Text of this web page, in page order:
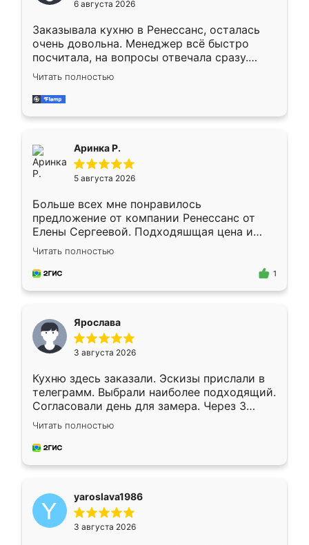
мебели буду заказывать только здесь.
6 августа 2026
Заказывала кухню в Ренессанс, осталась
очень довольна. Менеджер всё быстро
посчитала, на вопросы отвечала сразу.
Замерщик приехал в субботу, подошёл к
делу со всей ответственностью. Собрали
за день, ребята работали аккуратно, даже
Читать полностью
Аринка Р.
5 августа 2026
Больше всех мне понравилось
предложение от компании Ренессанс от
Елены Сергеевой. Подходяшщая цена и
короткие сроки изготовления. Приехавший
для замера сотрудник Владислав
предложил по моему эскизу самый
Читать полностью
1
Ярослава
3 августа 2026
Кухню здесь заказали. Эскизы прислали в
телеграмм. Выбрали наиболее подходящий.
Согласовали день для замера. Через 3
недели кухня была уже готова. Остались
довольны работой. Спасибо Ренессанс
мебель за качественную работу!
Читать полностью
yaroslava1986
3 августа 2026